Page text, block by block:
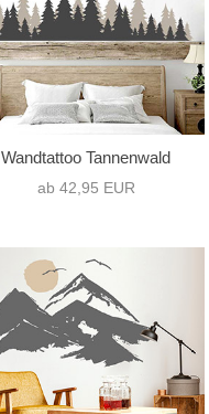
Wandtattoo Tannenwald
ab 42,95 EUR